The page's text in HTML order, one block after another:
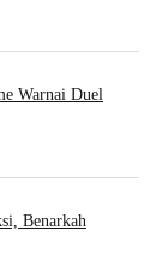
Warnai Duel
Benarkah